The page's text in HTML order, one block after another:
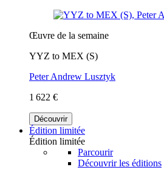
Œuvre de la semaine
YYZ to MEX (S)
Peter Andrew Lusztyk
1 622 €
Découvrir
Édition limitée
Édition limitée
Parcourir
Découvrir les éditions